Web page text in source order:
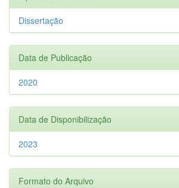
Dissertação
Data de Publicação
2020
Data de Disponibilização
2023
Formato do Arquivo